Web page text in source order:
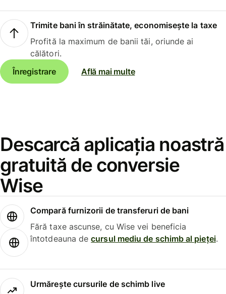
Trimite bani în străinătate, economisește la taxe
Profită la maximum de banii tăi, oriunde ai
călători.
Înregistrare
Află mai multe
Descarcă aplicația noastră
gratuită de conversie
Wise
Compară furnizorii de transferuri de bani
Fără taxe ascunse, cu Wise vei beneficia
întotdeauna decursul mediu de schimb al pieței.
Urmărește cursurile de schimb live